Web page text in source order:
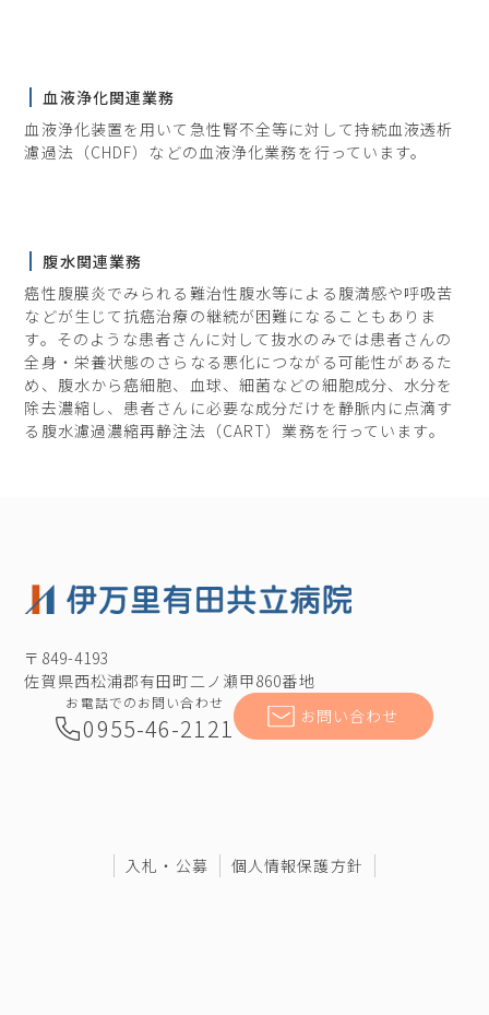
血液浄化関連業務
血液浄化装置を用いて急性腎不全等に対して持続血液透析
濾過法（CHDF）などの血液浄化業務を行っています。
腹水関連業務
癌性腹膜炎でみられる難治性腹水等による腹満感や呼吸苦
などが生じて抗癌治療の継続が困難になることもありま
す。そのような患者さんに対して抜水のみでは患者さんの
全身・栄養状態のさらなる悪化につながる可能性があるた
め、腹水から癌細胞、血球、細菌などの細胞成分、水分を
除去濃縮し、患者さんに必要な成分だけを静脈内に点滴す
る腹水濾過濃縮再静注法（CART）業務を行っています。
〒849-4193
佐賀県西松浦郡有田町二ノ瀬甲860番地
お電話でのお問い合わせ
0955-46-2121 お問い合わせ
入札・公募 個人情報保護方針